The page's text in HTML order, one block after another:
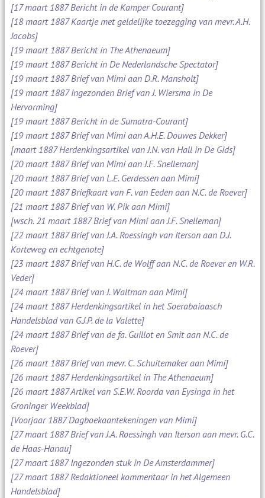
[17 maart 1887 Bericht in de Kamper Courant]
[18 maart 1887 Kaartje met geldelijke toezegging van mevr. A.H.
Jacobs]
[19 maart 1887 Bericht in The Athenaeum]
[19 maart 1887 Bericht in De Nederlandsche Spectator]
[19 maart 1887 Brief van Mimi aan D.R. Mansholt]
[19 maart 1887 Ingezonden Brief van J. Wiersma in De
Hervorming]
[19 maart 1887 Bericht in de Sumatra-Courant]
[19 maart 1887 Brief van Mimi aan A.H.E. Douwes Dekker]
[maart 1887 Herdenkingsartikel van J.N. van Hall in De Gids]
[20 maart 1887 Brief van Mimi aan J.F. Snelleman]
[20 maart 1887 Brief van L.E. Gerdessen aan Mimi]
[20 maart 1887 Briefkaart van F. van Eeden aan N.C. de Roever]
[21 maart 1887 Brief van W. Pik aan Mimi]
[wsch. 21 maart 1887 Brief van Mimi aan J.F. Snelleman]
[22 maart 1887 Brief van J.A. Roessingh van Iterson aan D.J.
Korteweg en echtgenote]
[23 maart 1887 Brief van H.C. de Wolff aan N.C. de Roever en W.R.
Veder]
[24 maart 1887 Brief van J. Waltman aan Mimi]
[24 maart 1887 Herdenkingsartikel in het Soerabaiaasch
Handelsblad van G.J.P. de la Valette]
[24 maart 1887 Brief van de fa. Guillot en Smit aan N.C. de
Roever]
[26 maart 1887 Brief van mevr. C. Schuitemaker aan Mimi]
[26 maart 1887 Herdenkingsartikel in The Athenaeum]
[26 maart 1887 Artikel van S.E.W. Roorda van Eysinga in het
Groninger Weekblad]
[Voorjaar 1887 Dagboekaantekeningen van Mimi]
[27 maart 1887 Brief van J.A. Roessingh van Iterson aan mevr. G.C.
de Haas-Hanau]
[27 maart 1887 Ingezonden stuk in De Amsterdammer]
[27 maart 1887 Redaktioneel kommentaar in het Algemeen
Handelsblad]